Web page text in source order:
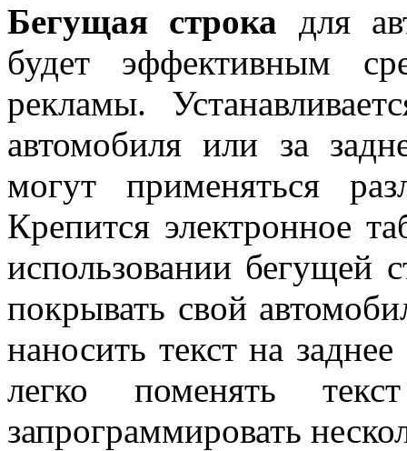
Бегущая строка для
будет эффективным
рекламы.
автомобиля или за
могут применяться
Крепится электронное
использовании бегущей
покрывать свой
наносить текст на
легко поменять
запрограммировать